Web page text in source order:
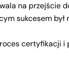
na przejście
sukcesem
certyfikacji